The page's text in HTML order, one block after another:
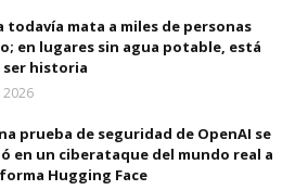
todavía mata a miles de personas
en lugares sin agua potable, está
ser historia
2026
prueba de seguridad de OpenAI se
en un ciberataque del mundo real a
Hugging Face